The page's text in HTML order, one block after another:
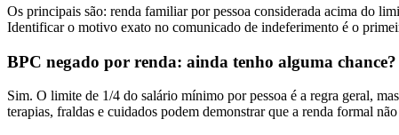
Os principais são: renda familiar por pessoa considerada acima do
Identificar o motivo exato no comunicado de indeferimento é o
BPC negado por renda: ainda tenho alguma chance?
Sim. O limite de 1/4 do salário mínimo por pessoa é a regra geral,
terapias, fraldas e cuidados podem demonstrar que a renda formal